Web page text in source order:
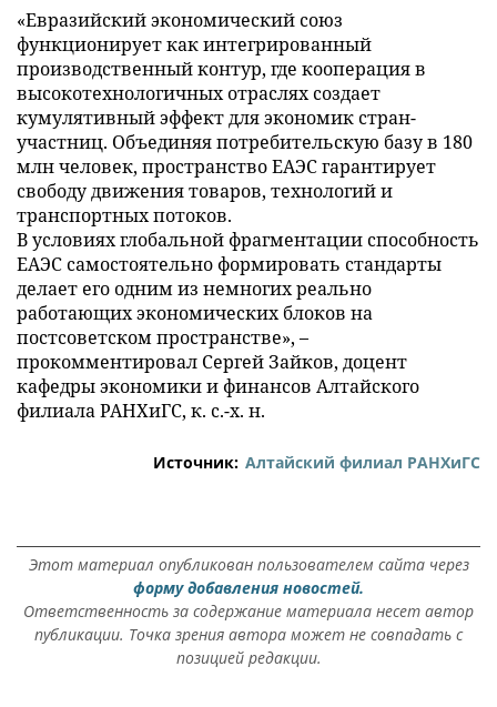
«Евразийский экономический союз
функционирует как интегрированный
производственный контур, где кооперация в
высокотехнологичных отраслях создает
кумулятивный эффект для экономик стран-
участниц. Объединяя потребительскую базу в 180
млн человек, пространство ЕАЭС гарантирует
свободу движения товаров, технологий и
транспортных потоков.
В условиях глобальной фрагментации способность
ЕАЭС самостоятельно формировать стандарты
делает его одним из немногих реально
работающих экономических блоков на
постсоветском пространстве», –
прокомментировал Сергей Зайков, доцент
кафедры экономики и финансов Алтайского
филиала РАНХиГС, к. с.-х. н.
Источник: Алтайский филиал РАНХиГС
Этот материал опубликован пользователем сайта через
форму добавления новостей.
Ответственность за содержание материала несет автор
публикации. Точка зрения автора может не совпадать с
позицией редакции.